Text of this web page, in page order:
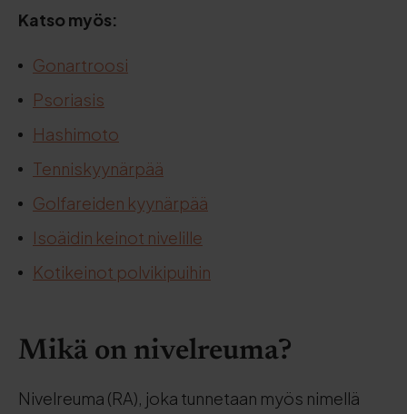
Katso myös:
Gonartroosi
Psoriasis
Hashimoto
Tenniskyynärpää
Golfareiden kyynärpää
Isoäidin keinot nivelille
Kotikeinot polvikipuihin
Mikä on nivelreuma?
Nivelreuma (RA), joka tunnetaan myös nimellä